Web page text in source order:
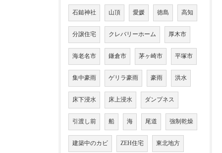
石鎚神社 山頂 愛媛 徳島 高知
分譲住宅 クレバリーホーム 厚木市
海老名市 鎌倉市 茅ヶ崎市 平塚市
集中豪雨 ゲリラ豪雨 豪雨 洪水
床下浸水 床上浸水 ダンプネス
引渡し前 船 海 尾道 強制乾燥
建築中のカビ ZEH住宅 東北地方